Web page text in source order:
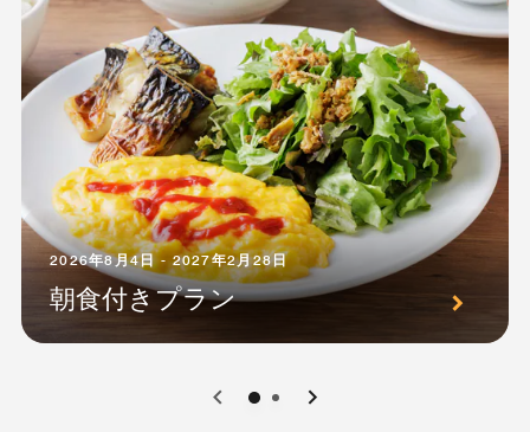
2026年8月4日 - 2027年2月28日
朝食付きプラン
0 1